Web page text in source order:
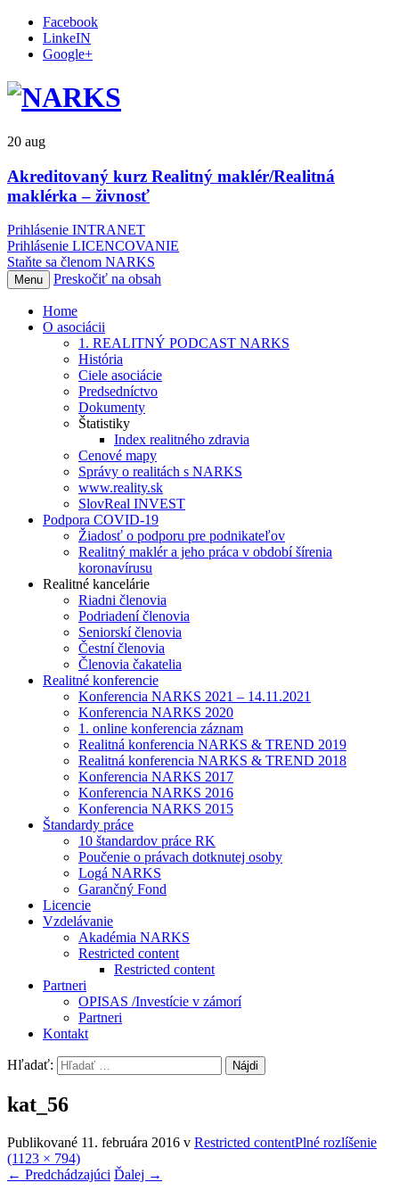
Facebook
LinkeIN
Google+
20 aug
Akreditovaný kurz Realitný maklér/Realitná
maklérka – živnosť
Prihlásenie INTRANET
Prihlásenie LICENCOVANIE
Staňte sa členom NARKS
Menu Preskočiť na obsah
Home
O asociácii
1. REALITNÝ PODCAST NARKS
História
Ciele asociácie
Predsedníctvo
Dokumenty
Štatistiky
Index realitného zdravia
Cenové mapy
Správy o realitách s NARKS
www.reality.sk
SlovReal INVEST
Podpora COVID-19
Žiadosť o podporu pre podnikateľov
Realitný maklér a jeho práca v období šírenia
koronavírusu
Realitné kancelárie
Riadni členovia
Podriadení členovia
Seniorskí členovia
Čestní členovia
Členovia čakatelia
Realitné konferencie
Konferencia NARKS 2021 – 14.11.2021
Konferencia NARKS 2020
1. online konferencia záznam
Realitná konferencia NARKS & TREND 2019
Realitná konferencia NARKS & TREND 2018
Konferencia NARKS 2017
Konferencia NARKS 2016
Konferencia NARKS 2015
Štandardy práce
10 štandardov práce RK
Poučenie o právach dotknutej osoby
Logá NARKS
Garančný Fond
Licencie
Vzdelávanie
Akadémia NARKS
Restricted content
Restricted content
Partneri
OPISAS /Investície v zámorí
Partneri
Kontakt
Hľadať:
kat_56
Publikované 11. februára 2016 v Restricted contentPlné rozlíšenie
(1123 × 794)
← Predchádzajúci Ďalej →